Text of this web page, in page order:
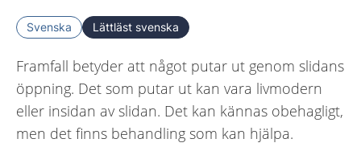
Svenska Lättläst svenska
Framfall betyder att något putar ut genom slidans
öppning. Det som putar ut kan vara livmodern
eller insidan av slidan. Det kan kännas obehagligt,
men det finns behandling som kan hjälpa.